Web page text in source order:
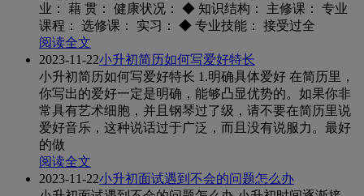
业： 藉 贯： 健康状况： ◆ 知识结构： 主修课： 专业
课程： 选修课： 实习： ◆ 专业技能： 接受过全
阅读全文
2023-11-22小升初简历如何写爱好特长
小升初简历如何写爱好特长 1.明确具体爱好 在简历里，
你写出的爱好一定是明确，能够凸显优势的。如果你非
常具有艺术细胞，并且钢琴过了级，请不要在简历里说
爱好音乐，这种说话过于广泛，而且没有说服力。最好
的做
阅读全文
2023-11-22小升初面试遇到不会的问题怎么办